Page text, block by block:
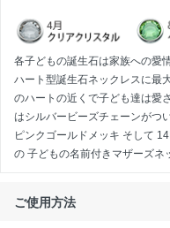
各子どもの誕生石は家族への愛
ハート型誕生石ネックレスに最
のハートの近くで子ども達は愛
はシルバービーズチェーンがつ
ピンクゴールドメッキ そして
の 子どもの名前付きマザーズネ
ご使用方法